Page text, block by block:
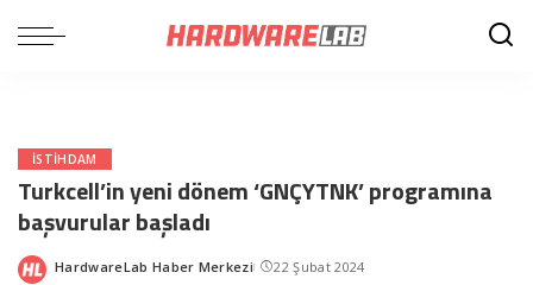
ISTIHDAM
Turkcell’in yeni dönem ‘GNÇYTNK’ programına
başvurular başladı
Posted
HardwareLab Haber Merkezi 22 Şubat 2024